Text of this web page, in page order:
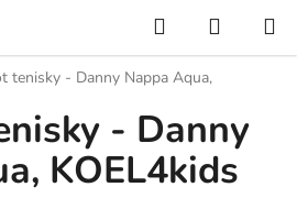
Hledat
KOŠÍK
tenisky - Danny Nappa Aqua,
- Danny
KOEL4kids